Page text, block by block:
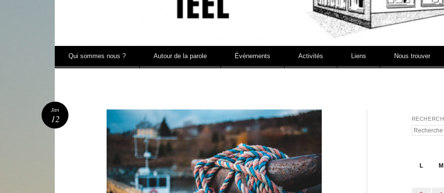
Aller au contenu
Qui sommes nous ? Autour de la parole Événements Activités Liens Nous trouver
Jan
12
Recherche
L
M